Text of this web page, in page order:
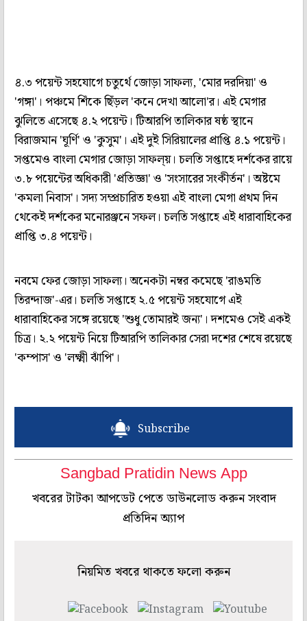
৪.৩ পয়েন্ট সহযোগে চতুর্থে জোড়া সাফল্য, 'মোর দরদিয়া' ও
'গঙ্গা'। পঞ্চমে শিঁকে ছিঁড়ল 'কনে দেখা আলো'র। এই মেগার
ঝুলিতে এসেছে ৪.২ পয়েন্ট। টিআরপি তালিকার ষষ্ঠ স্থানে
বিরাজমান 'ঘূর্ণি' ও 'কুসুম'। এই দুই সিরিয়ালের প্রাপ্তি ৪.১ পয়েন্ট।
সপ্তমেও বাংলা মেগার জোড়া সাফল্য়। চলতি সপ্তাহে দর্শকের রায়ে
৩.৮ পয়েন্টের অধিকারী 'প্রতিজ্ঞা' ও 'সংসারের সংকীর্তন'। অষ্টমে
'কমলা নিবাস'। সদ্য সম্প্রচারিত হওয়া এই বাংলা মেগা প্রথম দিন
থেকেই দর্শকের মনোরঞ্জনে সফল। চলতি সপ্তাহে এই ধারাবাহিকের
প্রাপ্তি ৩.৪ পয়েন্ট।
নবমে ফের জোড়া সাফল্য। অনেকটা নম্বর কমেছে 'রাঙমতি
তিরন্দাজ'-এর। চলতি সপ্তাহে ২.৫ পয়েন্ট সহযোগে এই
ধারাবাহিকের সঙ্গে রয়েছে 'শুধু তোমারই জন্য'। দশমেও সেই একই
চিত্র। ২.২ পয়েন্ট নিয়ে টিআরপি তালিকার সেরা দশের শেষে রয়েছে
'কম্পাস' ও 'লক্ষ্মী ঝাঁপি'।
Subscribe
Sangbad Pratidin News App
খবরের টাটকা আপডেট পেতে ডাউনলোড করুন সংবাদ
প্রতিদিন অ্যাপ
নিয়মিত খবরে থাকতে ফলো করুন